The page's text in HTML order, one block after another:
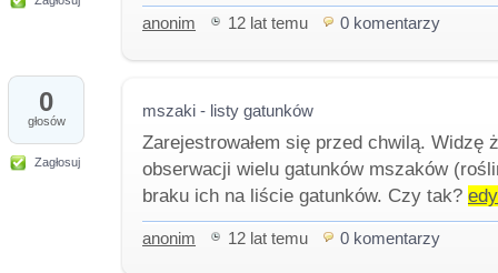
anonim 12 lat temu 0 komentarzy
0
głosów
Zagłosuj
mszaki - listy gatunków
Zarejestrowałem się przed chwilą. Widzę
obserwacji wielu gatunków mszaków
braku ich na liście gatunków. Czy tak?
anonim 12 lat temu 0 komentarzy